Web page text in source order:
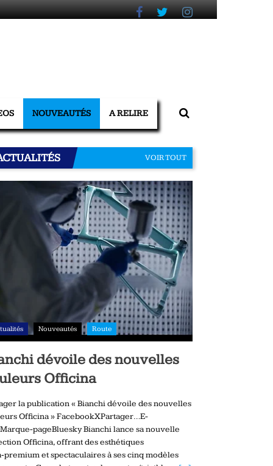
NOUVEAUTÉS A RELIRE
VOIR TOUT
Nouveautés Route
dévoile des nouvelles
Officina
la publication « Bianchi dévoile des nouvelles
Officina » FacebookXPartager…E-
pageBluesky Bianchi lance sa nouvelle
Officina, offrant des esthétiques
et spectaculaires à ses cinq modèles